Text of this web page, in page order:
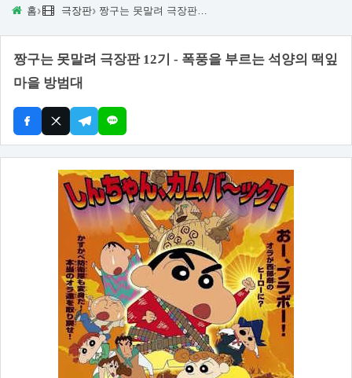
홈› 극장판› 짱구는 못말려 극장판 12기 - 폭풍을 부르는 석양의 떡잎마을 방범대
짱구는 못말려 극장판 12기 - 폭풍을 부르는 석양의 떡잎
마을 방범대